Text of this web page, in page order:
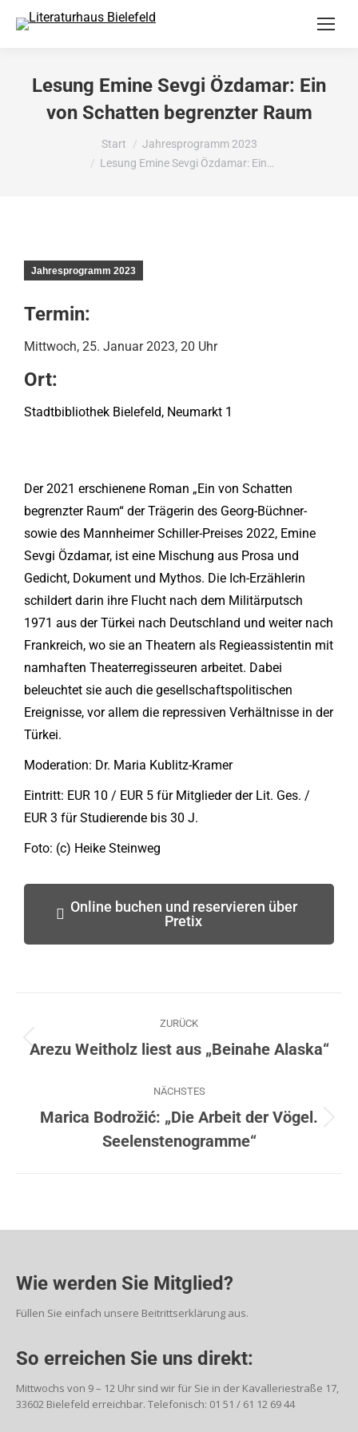
Lesung Emine Sevgi Özdamar: Ein
von Schatten begrenzter Raum
Sie befinden sich hier:
Start
Jahresprogramm 2023
Lesung Emine Sevgi Özdamar: Ein…
Jahresprogramm 2023
Termin:
Mittwoch, 25. Januar 2023, 20 Uhr
Ort:
Stadtbibliothek Bielefeld, Neumarkt 1
Der 2021 erschienene Roman „Ein von Schatten
begrenzter Raum“ der Trägerin des Georg-Büchner-
sowie des Mannheimer Schiller-Preises 2022, Emine
Sevgi Özdamar, ist eine Mischung aus Prosa und
Gedicht, Dokument und Mythos. Die Ich-Erzählerin
schildert darin ihre Flucht nach dem Militärputsch
1971 aus der Türkei nach Deutschland und weiter nach
Frankreich, wo sie an Theatern als Regieassistentin mit
namhaften Theaterregisseuren arbeitet. Dabei
beleuchtet sie auch die gesellschaftspolitischen
Ereignisse, vor allem die repressiven Verhältnisse in der
Türkei.
Moderation: Dr. Maria Kublitz-Kramer
Eintritt: EUR 10 / EUR 5 für Mitglieder der Lit. Ges. /
EUR 3 für Studierende bis 30 J.
Foto: (c) Heike Steinweg
Online buchen und reservieren über
Pretix
ZURÜCK
Arezu Weitholz liest aus „Beinahe Alaska“
NÄCHSTES
Marica Bodrožić: „Die Arbeit der Vögel.
Seelenstenogramme“
Wie werden Sie Mitglied?
Füllen Sie einfach unsere Beitrittserklärung aus.
So erreichen Sie uns direkt:
Mittwochs von 9 – 12 Uhr sind wir für Sie in der Kavalleriestraße 17,
33602 Bielefeld erreichbar. Telefonisch: 01 51 / 61 12 69 44